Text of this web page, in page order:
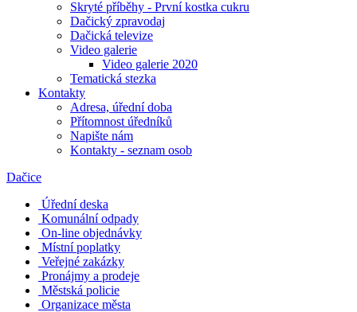
Skryté příběhy - První kostka cukru
Dačický zpravodaj
Dačická televize
Video galerie
Video galerie 2020
Tematická stezka
Kontakty
Adresa, úřední doba
Přítomnost úředníků
Napište nám
Kontakty - seznam osob
Dačice
Úřední deska
Komunální odpady
On-line objednávky
Místní poplatky
Veřejné zakázky
Pronájmy a prodeje
Městská policie
Organizace města